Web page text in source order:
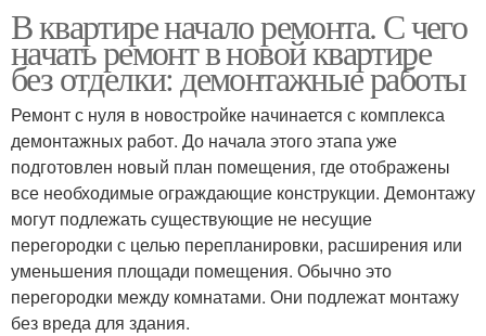
В квартире начало ремонта. С чего
начать ремонт в новой квартире
без отделки: демонтажные работы
Ремонт с нуля в новостройке начинается с комплекса
демонтажных работ. До начала этого этапа уже
подготовлен новый план помещения, где отображены
все необходимые ограждающие конструкции. Демонтажу
могут подлежать существующие не несущие
перегородки с целью перепланировки, расширения или
уменьшения площади помещения. Обычно это
перегородки между комнатами. Они подлежат монтажу
без вреда для здания.